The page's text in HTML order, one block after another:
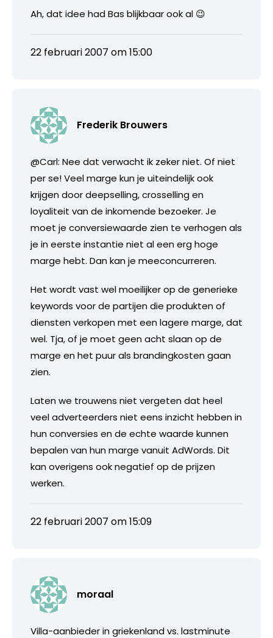
Ah, dat idee had Bas blijkbaar ook al 😉
22 februari 2007 om 15:00
Frederik Brouwers
@Carl: Nee dat verwacht ik zeker niet. Of niet
per se! Veel marge kun je uiteindelijk ook
krijgen door deepselling, crosselling en
loyaliteit van de inkomende bezoeker. Je
moet je conversiewaarde zien te verhogen als
je in eerste instantie niet al een erg hoge
marge hebt. Dan kan je meeconcurreren.
Het wordt vast wel moeilijker op de generieke
keywords voor de partijen die produkten of
diensten verkopen met een lagere marge, dat
wel. Tja, of je moet geen acht slaan op de
marge en het puur als brandingkosten gaan
zien.
Laten we trouwens niet vergeten dat heel
veel adverteerders niet eens inzicht hebben in
hun conversies en de echte waarde kunnen
bepalen van hun marge vanuit AdWords. Dit
kan overigens ook negatief op de prijzen
werken.
22 februari 2007 om 15:09
moraal
Villa-aanbieder in griekenland vs. lastminute